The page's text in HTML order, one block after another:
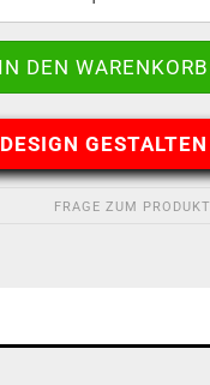
DESIGN GESTALTEN
FRAGE ZUM PRODUKT